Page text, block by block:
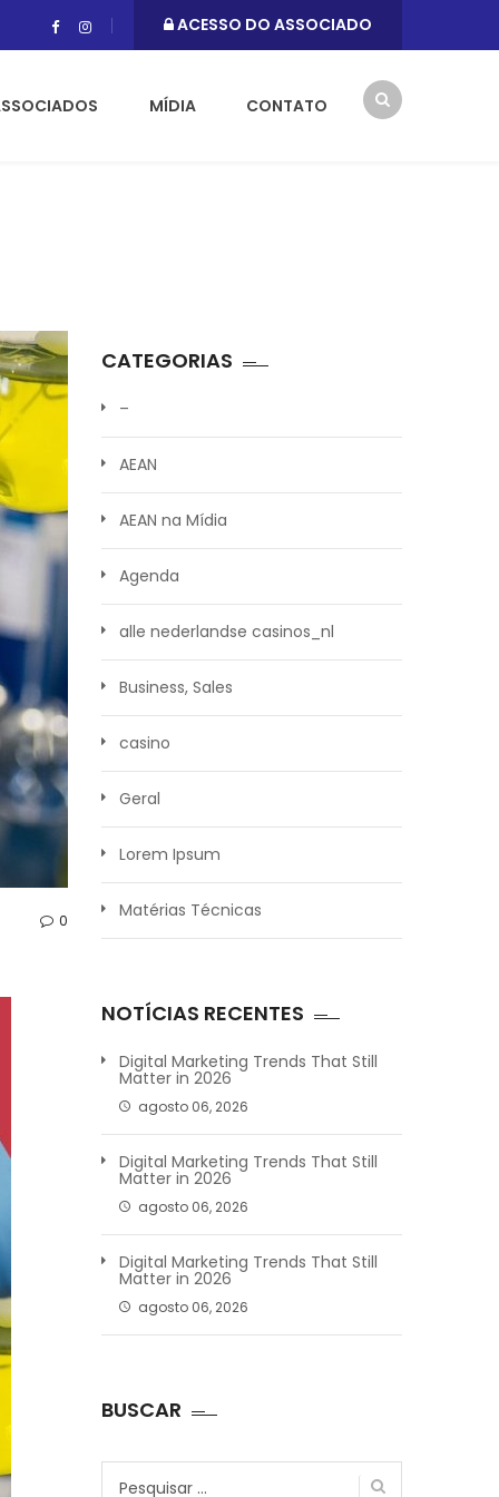
ACESSO DO ASSOCIADO
MÍDIA CONTATO
0
CATEGORIAS
–
AEAN
AEAN na Mídia
Agenda
alle nederlandse casinos_nl
Business, Sales
casino
Geral
Lorem Ipsum
Matérias Técnicas
NOTÍCIAS RECENTES
Digital Marketing Trends That Still
Matter in 2026
agosto 06, 2026
Digital Marketing Trends That Still
Matter in 2026
agosto 06, 2026
Digital Marketing Trends That Still
Matter in 2026
agosto 06, 2026
BUSCAR